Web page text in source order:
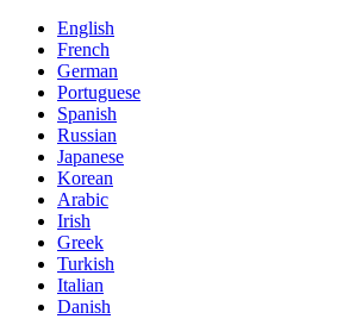
English
French
German
Portuguese
Spanish
Russian
Japanese
Korean
Arabic
Irish
Greek
Turkish
Italian
Danish